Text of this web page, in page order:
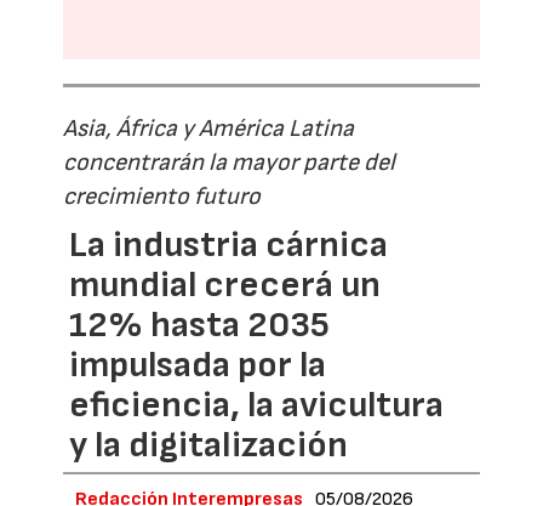
Asia, África y América Latina
concentrarán la mayor parte del
crecimiento futuro
La industria cárnica
mundial crecerá un
12% hasta 2035
impulsada por la
eficiencia, la avicultura
y la digitalización
Redacción Interempresas 05/08/2026